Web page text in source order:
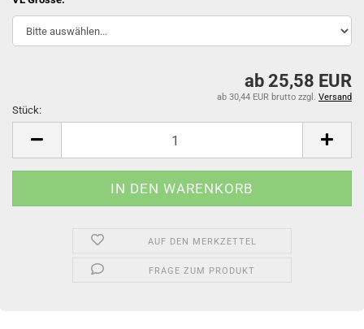
ab 25,58 EUR
ab 30,44 EUR brutto zzgl. Versand
Stück:
AUF DEN MERKZETTEL
FRAGE ZUM PRODUKT